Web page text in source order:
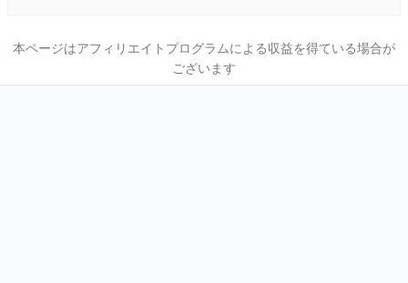
本ページはアフィリエイトプログラムによる収益を得ている場合が
ございます